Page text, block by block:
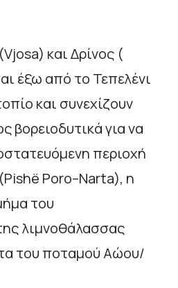
και Δρίνος (
έξω από το Τεπελένι
και συνεχίζουν
βορειοδυτικά για να
περιοχή
Poro–Narta), η
του
λιμνοθάλασσας
του ποταμού Αώου/